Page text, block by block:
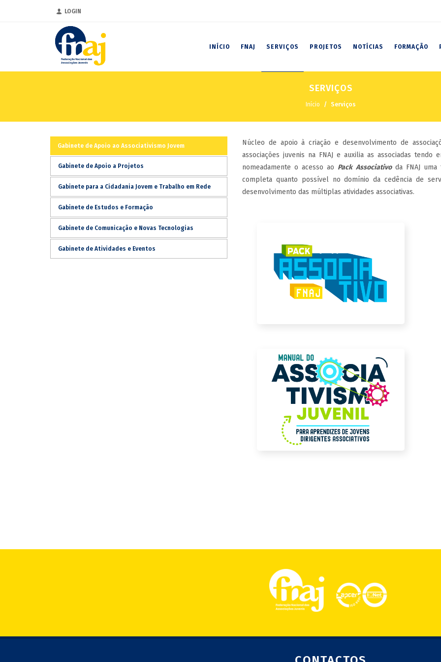
LOGIN
INÍCIO FNAJ SERVIÇOS PROJETOS NOTÍCIAS FORMAÇÃO
SERVIÇOS
Início Serviços
Gabinete de Apoio ao Associativismo Jovem
Gabinete de Apoio a Projetos
Gabinete para a Cidadania Jovem e Trabalho em Rede
Gabinete de Estudos e Formação
Gabinete de Comunicação e Novas Tecnologias
Gabinete de Atividades e Eventos
Núcleo de apoio à criação e desenvolvimento de
associações juvenis na FNAJ e auxilia as associadas
nomeadamente o acesso ao Pack Associativoda FNAJ uma
completa quanto possível no domínio da cedência de
desenvolvimento das múltiplas atividades associativas.